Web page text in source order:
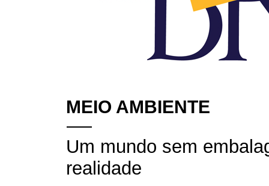
MEIO AMBIENTE
Um mundo sem
realidade